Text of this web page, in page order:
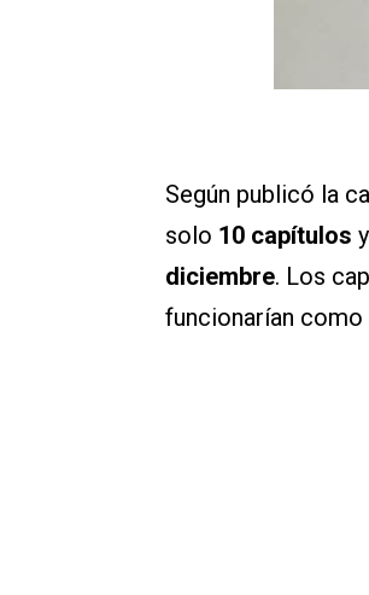
Según publicó la
solo 10 capítulos
diciembre. Los
funcionarían